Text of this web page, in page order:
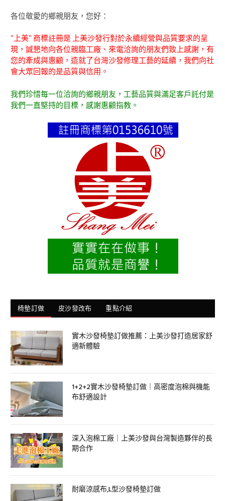
各位敬愛的鄉親朋友，您好：
"上美" 商標註冊是 上美沙發行對於永續經營與品質要求的呈
現，誠懇地向各位親臨工廠、來電洽詢的朋友們致上感謝，有
您的牽成與惠顧，造就了台灣沙發修理工藝的延續，我們向社
會大眾回報的是品質與信用。
我們珍惜每一位洽詢的鄉親朋友，工藝品質與滿足客戶託付是
我們一直堅持的目標，感謝惠顧指教。
椅墊訂做 皮沙發改布 重點介紹
實木沙發椅墊訂做推薦：上美沙發打造居家舒
適新體驗
1+2+2實木沙發椅墊訂做｜高密度泡棉與機能
布舒適設計
深入泡棉工廠｜上美沙發與台灣製造夥伴的長
期合作
耐磨涼感布,L型沙發椅墊訂做